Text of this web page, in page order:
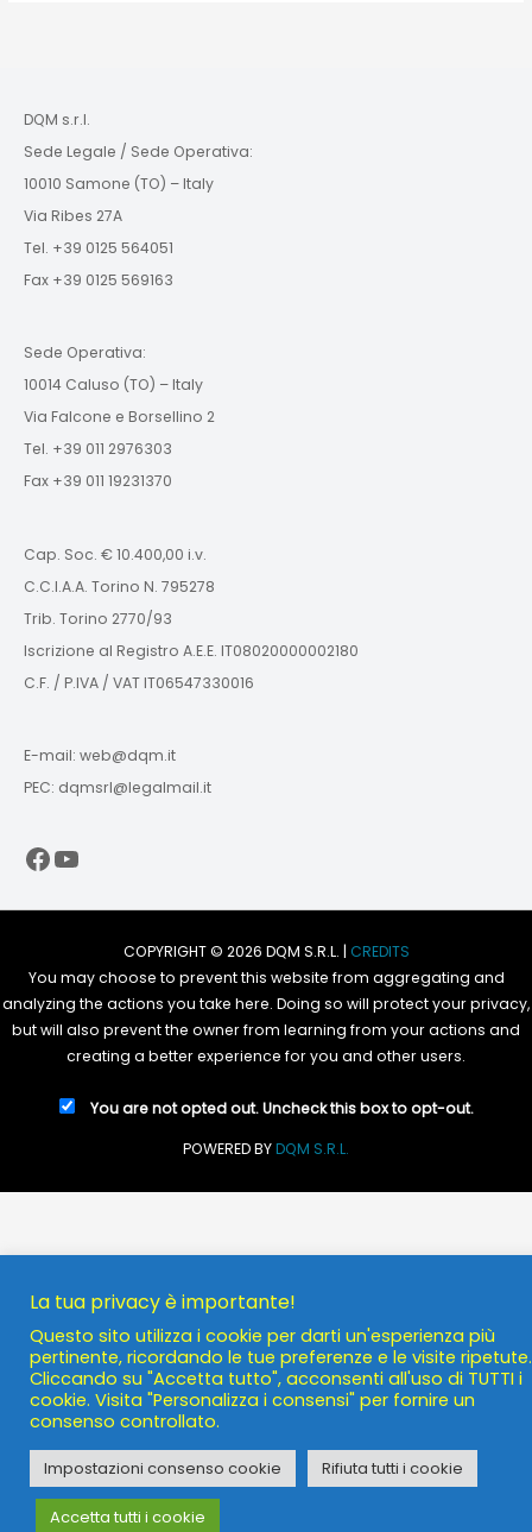
DQM s.r.l.
Sede Legale / Sede Operativa:
10010 Samone (TO) – Italy
Via Ribes 27A
Tel. +39 0125 564051
Fax +39 0125 569163
Sede Operativa:
10014 Caluso (TO) – Italy
Via Falcone e Borsellino 2
Tel. +39 011 2976303
Fax +39 011 19231370
Cap. Soc. € 10.400,00 i.v.
C.C.I.A.A. Torino N. 795278
Trib. Torino 2770/93
Iscrizione al Registro A.E.E. IT08020000002180
C.F. / P.IVA / VAT IT06547330016
E-mail: web@dqm.it
PEC: dqmsrl@legalmail.it
Facebook
YouTube
COPYRIGHT © 2026 DQM S.R.L. | CREDITS
You may choose to prevent this website from aggregating and
analyzing the actions you take here. Doing so will protect your privacy,
but will also prevent the owner from learning from your actions and
creating a better experience for you and other users.
You are not opted out. Uncheck this box to opt-out.
POWERED BYDQM S.R.L.
La tua privacy è importante!
Questo sito utilizza i cookie per darti un'esperienza più
pertinente, ricordando le tue preferenze e le visite ripetute.
Cliccando su "Accetta tutto", acconsenti all'uso di TUTTI i
cookie. Visita "Personalizza i consensi" per fornire un
consenso controllato.
Impostazioni consenso cookie Rifiuta tutti i cookie
Accetta tutti i cookie